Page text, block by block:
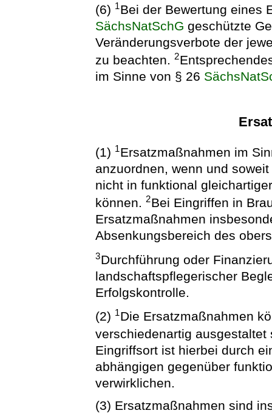
(6) 1Bei der Bewertung eines
SächsNatSchG geschützte
Veränderungsverbote der
zu beachten.2
im Sinne von § 26
(1) 1Ersatzmaßnahmen im
anzuordnen, wenn und
nicht in funktional
können.2Bei Eingriffen in
Ersatzmaßnahmen
Absenkungsbereich des
3Durchführung oder
landschaftspflegerischer
Erfolgskontrolle.
(2) 1Die Ersatzmaßnahmen
verschiedenartig
Eingriffsort ist hierbei durch
abhängigen gegenüber
verwirklichen.
(3) Ersatzmaßnahmen sind